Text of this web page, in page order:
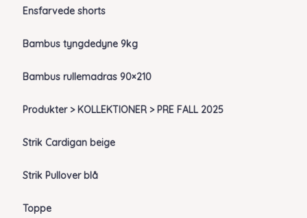
Ensfarvede shorts
Bambus tyngdedyne 9kg
Bambus rullemadras 90×210
Produkter > KOLLEKTIONER > PRE FALL 2025
Strik Cardigan beige
Strik Pullover blå
Toppe